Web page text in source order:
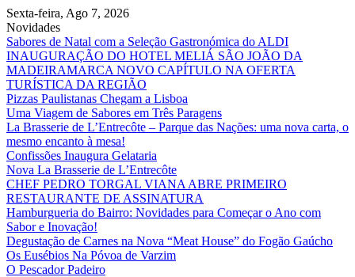
Skip
to
content
Sexta-feira, Ago 7, 2026
Novidades
Sabores de Natal com a Seleção Gastronómica do ALDI
INAUGURAÇÃO DO HOTEL MELIÁ SÃO JOÃO DA
MADEIRAMARCA NOVO CAPÍTULO NA OFERTA
TURÍSTICA DA REGIÃO
Pizzas Paulistanas Chegam a Lisboa
Uma Viagem de Sabores em Três Paragens
La Brasserie de L’Entrecôte – Parque das Nações: uma nova carta, o
mesmo encanto à mesa!
Confissões Inaugura Gelataria
Nova La Brasserie de L’Entrecôte
CHEF PEDRO TORGAL VIANA ABRE PRIMEIRO
RESTAURANTE DE ASSINATURA
Hamburgueria do Bairro: Novidades para Começar o Ano com
Sabor e Inovação!
Degustação de Carnes na Nova “Meat House” do Fogão Gaúcho
Os Eusébios Na Póvoa de Varzim
O Pescador Padeiro